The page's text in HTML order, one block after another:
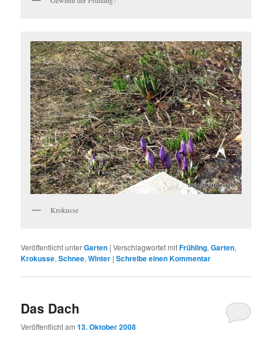
Krokusse
Veröffentlicht unterGarten |Verschlagwortet mitFrühling,Garten,
Krokusse,Schnee,Winter |Schreibe einen Kommentar
Das Dach
Veröffentlicht am13. Oktober 2008